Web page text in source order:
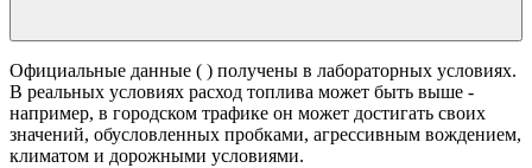
Официальные данные ( ) получены в лабораторных условиях.
В реальных условиях расход топлива может быть выше -
например, в городском трафике он может достигать своих
значений, обусловленных пробками, агрессивным вождением,
климатом и дорожными условиями.